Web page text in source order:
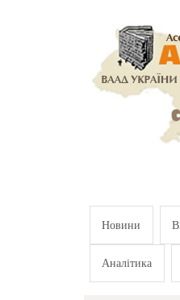
Новини
Аналітика